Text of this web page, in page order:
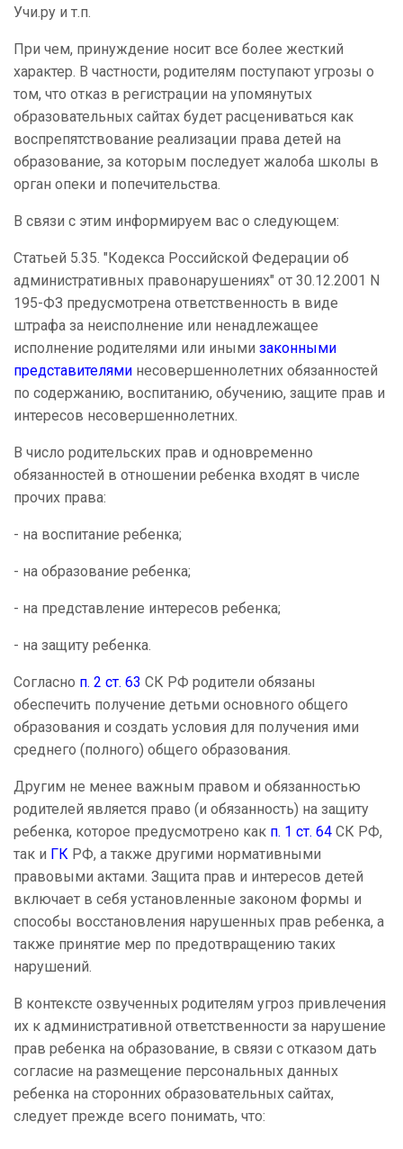
Учи.ру и т.п.
При чем, принуждение носит все более жесткий
характер. В частности, родителям поступают угрозы о
том, что отказ в регистрации на упомянутых
образовательных сайтах будет расцениваться как
воспрепятствование реализации права детей на
образование, за которым последует жалоба школы в
орган опеки и попечительства.
В связи с этим информируем вас о следующем:
Статьей 5.35. "Кодекса Российской Федерации об
административных правонарушениях" от 30.12.2001 N
195-ФЗ предусмотрена ответственность в виде
штрафа за неисполнение или ненадлежащее
исполнение родителями или иными законными
представителями несовершеннолетних обязанностей
по содержанию, воспитанию, обучению, защите прав и
интересов несовершеннолетних.
В число родительских прав и одновременно
обязанностей в отношении ребенка входят в числе
прочих права:
- на воспитание ребенка;
- на образование ребенка;
- на представление интересов ребенка;
- на защиту ребенка.
Согласно п. 2 ст. 63 СК РФ родители обязаны
обеспечить получение детьми основного общего
образования и создать условия для получения ими
среднего (полного) общего образования.
Другим не менее важным правом и обязанностью
родителей является право (и обязанность) на защиту
ребенка, которое предусмотрено как п. 1 ст. 64 СК РФ,
так и ГК РФ, а также другими нормативными
правовыми актами. Защита прав и интересов детей
включает в себя установленные законом формы и
способы восстановления нарушенных прав ребенка, а
также принятие мер по предотвращению таких
нарушений.
В контексте озвученных родителям угроз привлечения
их к административной ответственности за нарушение
прав ребенка на образование, в связи с отказом дать
согласие на размещение персональных данных
ребенка на сторонних образовательных сайтах,
следует прежде всего понимать, что: